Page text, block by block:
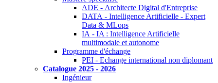
ADE - Architecte Digital d'Entreprise
DATA - Intelligence Artificielle - Expert
Data & MLops
IA - IA : Intelligence Artificielle
multimodale et autonome
Programme d'échange
PEI - Echange international non diplomant
Catalogue 2025 - 2026
Ingénieur